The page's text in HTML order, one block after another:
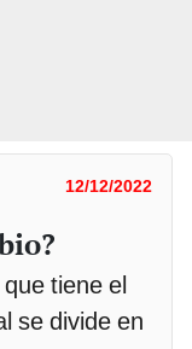
12/12/2022
tiene el
se divide en